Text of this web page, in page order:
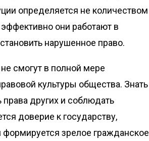
определяется не количеством
они работают в
нарушенное право.
смогут в полной мере
культуры общества. Знать
других и соблюдать
доверие к государству,
формируется зрелое гражданское